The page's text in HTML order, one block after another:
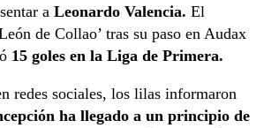
a Leonardo Valencia. El
de Collao’ tras su paso en Audax
15 goles en la Liga de Primera.
redes sociales, los lilas informaron
ha llegado a un principio de